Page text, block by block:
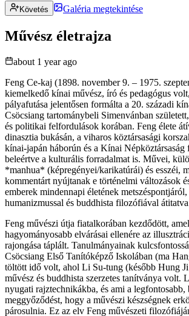
Követés Galéria megtekintése
Művész életrajza
about 1 year ago
Feng Ce-kaj (1898. november 9. – 1975.
kiemelkedő kínai művész, író és pedagógus
pályafutása jelentősen formálta a 20. századi
Csöcsiang tartománybeli Simenvánban
és politikai felfordulások korában. Feng élete
dinasztia bukásán, a viharos köztársasági
kínai-japán háborún és a Kínai Népköztársaság
beleértve a kulturális forradalmat is. Művei,
*manhua* (képregényei/karikatúrái) és esszéi,
kommentárt nyújtanak e történelmi változások
emberek mindennapi életének
humanizmussal és buddhista filozófiával
Feng művészi útja fiatalkorában kezdődött,
hagyományosabb elvárásai ellenére az
rajongása táplált. Tanulmányainak
Csöcsiang Első Tanítóképző Iskolában (ma
töltött idő volt, ahol Li Su-tung (később Hung Ji
művész és buddhista szerzetes tanítványa volt.
nyugati rajztechnikákba, és ami a legfontosabb,
meggyőződést, hogy a művészi készségnek
párosulnia. Ez az elv Feng művészeti